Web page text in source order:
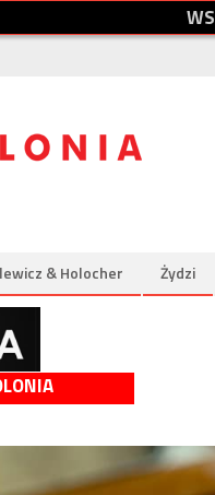
WS
& Holocher Żydzi